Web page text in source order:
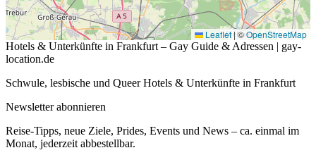
Leaflet|©OpenStreetMap
Hotels & Unterkünfte in Frankfurt – Gay Guide & Adressen | gay-
location.de
Schwule, lesbische und Queer Hotels & Unterkünfte in Frankfurt
Newsletter abonnieren
Reise-Tipps, neue Ziele, Prides, Events und News – ca. einmal im
Monat, jederzeit abbestellbar.